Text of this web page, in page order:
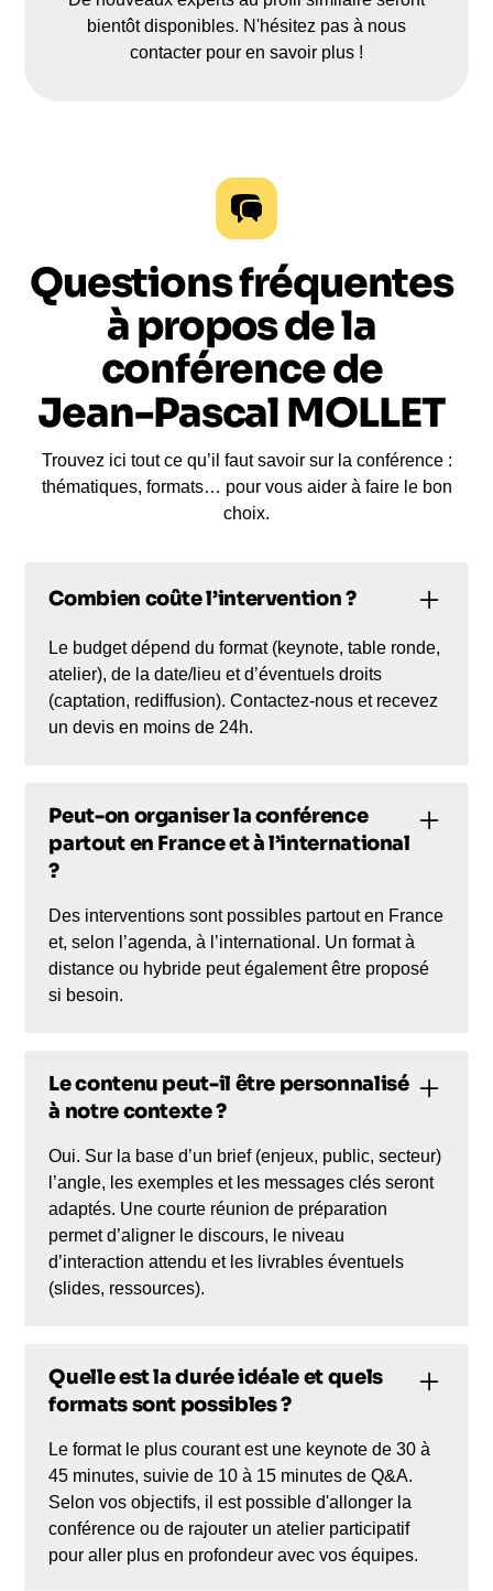
bientôt disponibles. N'hésitez pas à nous
contacter pour en savoir plus !
Questions fréquentes
à propos de la
conférence de
Jean-Pascal MOLLET
Trouvez ici tout ce qu’il faut savoir sur la conférence :
thématiques, formats… pour vous aider à faire le bon
choix.
Combien coûte l’intervention ?
Le budget dépend du format (keynote, table ronde,
atelier), de la date/lieu et d’éventuels droits
(captation, rediffusion). Contactez-nous et recevez
un devis en moins de 24h.
Peut-on organiser la conférence
partout en France et à l’international
?
Des interventions sont possibles partout en France
et, selon l’agenda, à l’international. Un format à
distance ou hybride peut également être proposé
si besoin.
Le contenu peut-il être personnalisé
à notre contexte ?
Oui. Sur la base d’un brief (enjeux, public, secteur)
l’angle, les exemples et les messages clés seront
adaptés. Une courte réunion de préparation
permet d’aligner le discours, le niveau
d’interaction attendu et les livrables éventuels
(slides, ressources).
Quelle est la durée idéale et quels
formats sont possibles ?
Le format le plus courant est une keynote de 30 à
45 minutes, suivie de 10 à 15 minutes de Q&A.
Selon vos objectifs, il est possible d'allonger la
conférence ou de rajouter un atelier participatif
pour aller plus en profondeur avec vos équipes.